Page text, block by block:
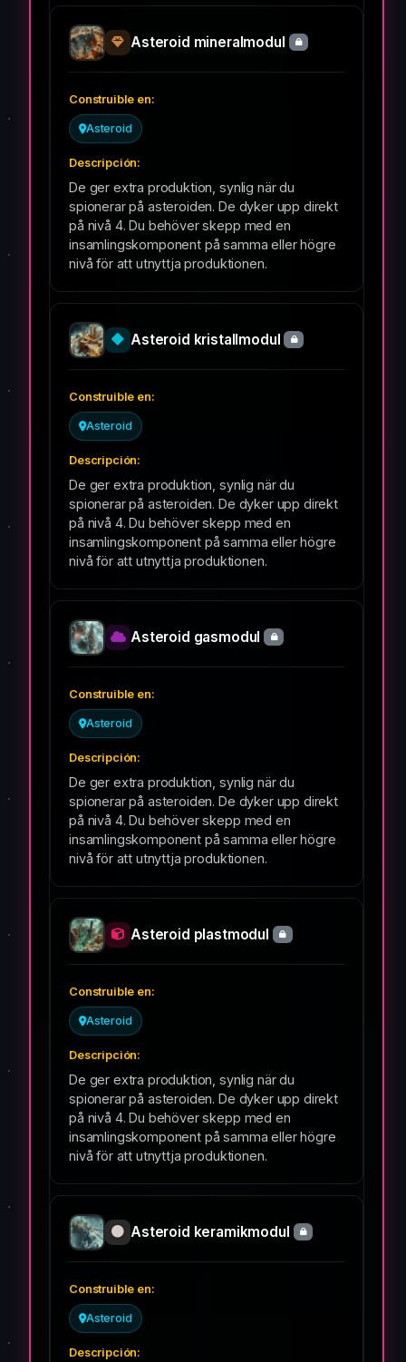
Asteroid mineralmodul
Asteroid
De ger extra produktion, synlig när du
spionerar på asteroiden. De dyker upp direkt
på nivå 4. Du behöver skepp med en
insamlingskomponent på samma eller högre
nivå för att utnyttja produktionen.
Asteroid kristallmodul
Asteroid
De ger extra produktion, synlig när du
spionerar på asteroiden. De dyker upp direkt
på nivå 4. Du behöver skepp med en
insamlingskomponent på samma eller högre
nivå för att utnyttja produktionen.
Asteroid gasmodul
Asteroid
De ger extra produktion, synlig när du
spionerar på asteroiden. De dyker upp direkt
på nivå 4. Du behöver skepp med en
insamlingskomponent på samma eller högre
nivå för att utnyttja produktionen.
Asteroid plastmodul
Asteroid
De ger extra produktion, synlig när du
spionerar på asteroiden. De dyker upp direkt
på nivå 4. Du behöver skepp med en
insamlingskomponent på samma eller högre
nivå för att utnyttja produktionen.
Asteroid keramikmodul
Asteroid